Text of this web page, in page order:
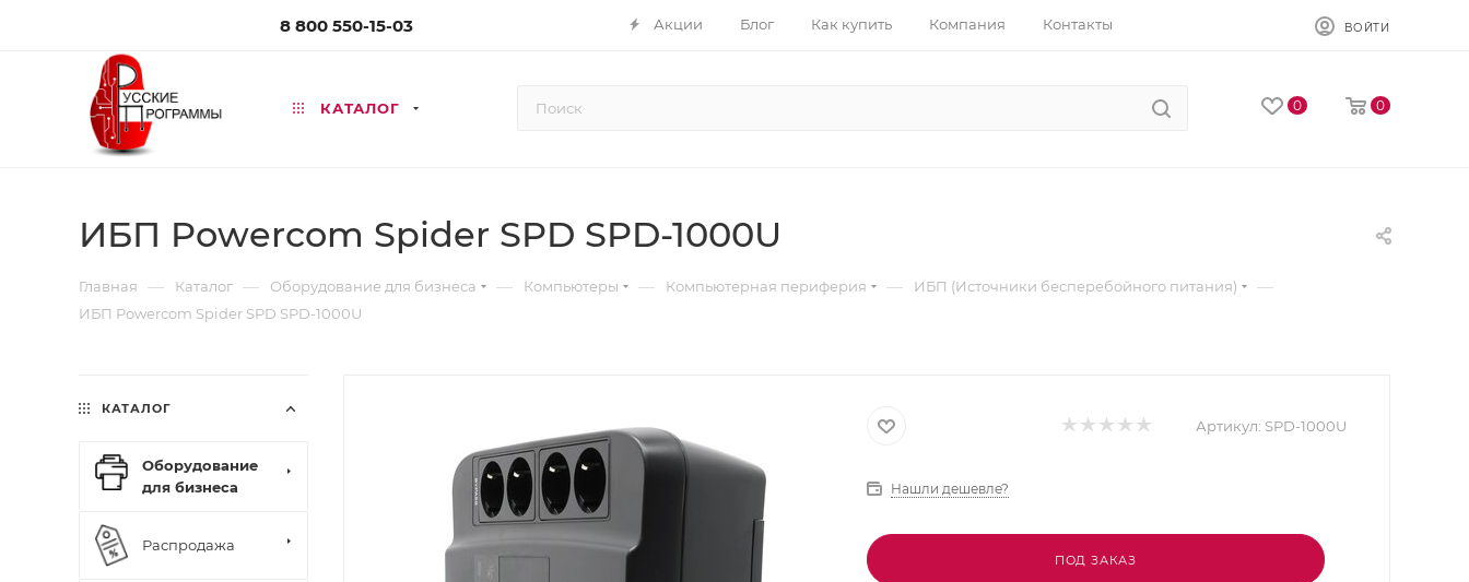
8 800 550-15-03 Акции Блог Как купить Компания Контакты ВОЙТИ
КАТАЛОГ 0 0
ИБП Powercom Spider SPD SPD-1000U
Главная — Каталог — Оборудование для бизнеса — Компьютеры — Компьютерная периферия — ИБП (Источники бесперебойного питания) —
ИБП Powercom Spider SPD SPD-1000U
Артикул: SPD-1000U
Нашли дешевле?
ПОД ЗАКАЗ
КАТАЛОГ
Оборудование
для бизнеса
Распродажа